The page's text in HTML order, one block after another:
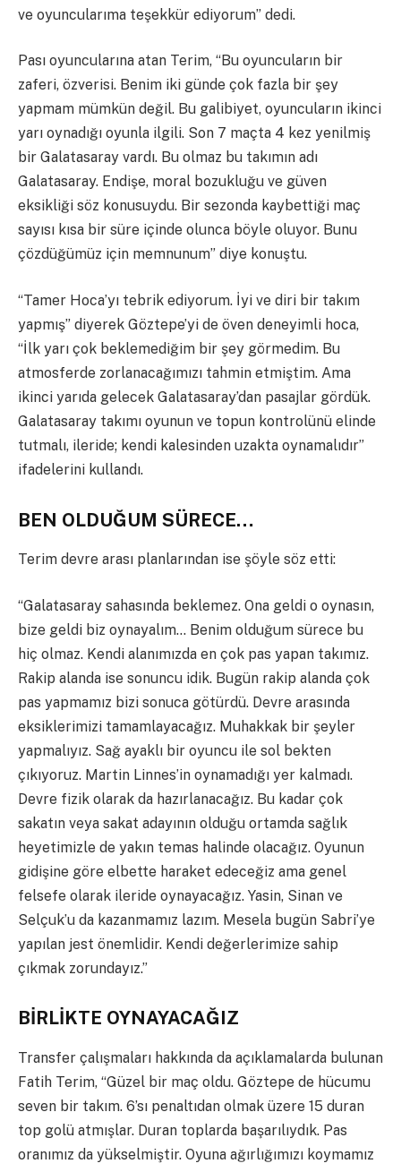
ve oyuncularıma teşekkür ediyorum” dedi.
Pası oyuncularına atan Terim, “Bu oyuncuların bir
zaferi, özverisi. Benim iki günde çok fazla bir şey
yapmam mümkün değil. Bu galibiyet, oyuncuların ikinci
yarı oynadığı oyunla ilgili. Son 7 maçta 4 kez yenilmiş
bir Galatasaray vardı. Bu olmaz bu takımın adı
Galatasaray. Endişe, moral bozukluğu ve güven
eksikliği söz konusuydu. Bir sezonda kaybettiği maç
sayısı kısa bir süre içinde olunca böyle oluyor. Bunu
çözdüğümüz için memnunum” diye konuştu.
“Tamer Hoca’yı tebrik ediyorum. İyi ve diri bir takım
yapmış” diyerek Göztepe’yi de öven deneyimli hoca,
“İlk yarı çok beklemediğim bir şey görmedim. Bu
atmosferde zorlanacağımızı tahmin etmiştim. Ama
ikinci yarıda gelecek Galatasaray’dan pasajlar gördük.
Galatasaray takımı oyunun ve topun kontrolünü elinde
tutmalı, ileride; kendi kalesinden uzakta oynamalıdır”
ifadelerini kullandı.
BEN OLDUĞUM SÜRECE…
Terim devre arası planlarından ise şöyle söz etti:
“Galatasaray sahasında beklemez. Ona geldi o oynasın,
bize geldi biz oynayalım… Benim olduğum sürece bu
hiç olmaz. Kendi alanımızda en çok pas yapan takımız.
Rakip alanda ise sonuncu idik. Bugün rakip alanda çok
pas yapmamız bizi sonuca götürdü. Devre arasında
eksiklerimizi tamamlayacağız. Muhakkak bir şeyler
yapmalıyız. Sağ ayaklı bir oyuncu ile sol bekten
çıkıyoruz. Martin Linnes’in oynamadığı yer kalmadı.
Devre fizik olarak da hazırlanacağız. Bu kadar çok
sakatın veya sakat adayının olduğu ortamda sağlık
heyetimizle de yakın temas halinde olacağız. Oyunun
gidişine göre elbette haraket edeceğiz ama genel
felsefe olarak ileride oynayacağız. Yasin, Sinan ve
Selçuk’u da kazanmamız lazım. Mesela bugün Sabri’ye
yapılan jest önemlidir. Kendi değerlerimize sahip
çıkmak zorundayız.”
BİRLİKTE OYNAYACAĞIZ
Transfer çalışmaları hakkında da açıklamalarda bulunan
Fatih Terim, “Güzel bir maç oldu. Göztepe de hücumu
seven bir takım. 6’sı penaltıdan olmak üzere 15 duran
top golü atmışlar. Duran toplarda başarılıydık. Pas
oranımız da yükselmiştir. Oyuna ağırlığımızı koymamız